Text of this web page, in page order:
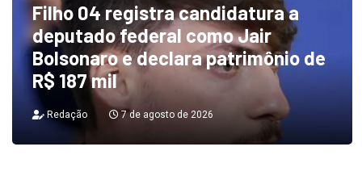
Filho 04 registra candidatura a
deputado federal como Jair
Bolsonaro e declara patrimônio de
R$ 187 mil
Redação 7 de agosto de 2026